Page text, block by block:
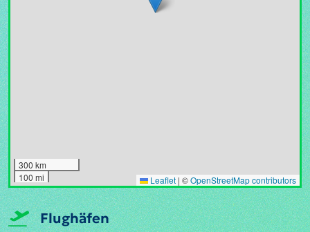
300 km
100 mi
Leaflet | ©OpenStreetMap contributors
Flughäfen